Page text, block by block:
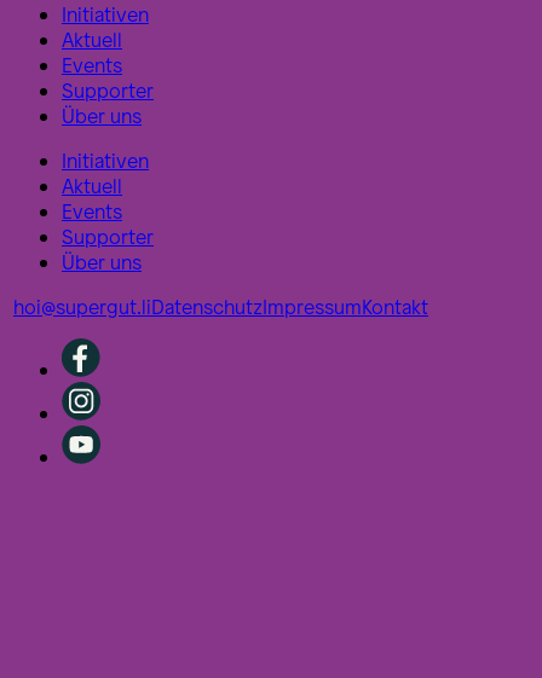
Initiativen
Aktuell
Events
Supporter
Über uns
Initiativen
Aktuell
Events
Supporter
Über uns
hoi@supergut.liDatenschutzImpressumKontakt